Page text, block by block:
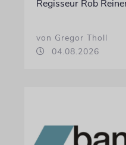
Regisseur Rob
von Gregor Tholl
04.08.2026